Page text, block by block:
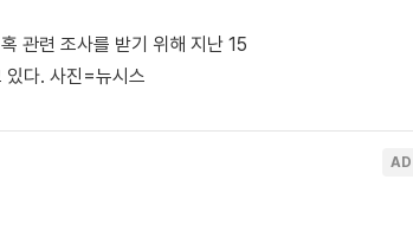
관련 조사를 받기 위해 지난 15
있다. 사진=뉴시스